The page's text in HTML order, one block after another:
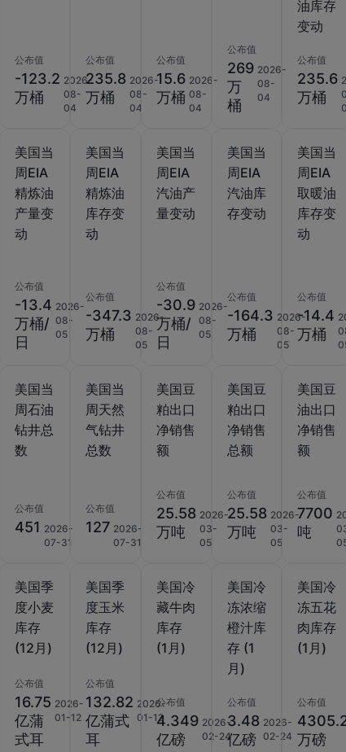
公布值
-123.2
万桶
2026-
08-
04
公布值
235.8
万桶
2026-
08-
04
公布值
15.6
万桶
2026-
08-
04
公布值
269
万
桶
2026-
08-
04
油库存
变动
公布值
235.6
万桶
美国当
周EIA
精炼油
产量变
动
公布值
-13.4
万桶/
日
2026-
08-
05
美国当
周EIA
精炼油
库存变
动
公布值
-347.3
万桶
2026-
08-
05
美国当
周EIA
汽油产
量变动
公布值
-30.9
万桶/
日
2026-
08-
05
美国当
周EIA
汽油库
存变动
公布值
-164.3
万桶
2026-
08-
05
美国当
周EIA
取暖油
库存变
动
公布值
-14.4
万桶
美国当
周石油
钻井总
数
公布值
451 2026-
07-31
美国当
周天然
气钻井
总数
公布值
127 2026-
07-31
美国豆
粕出口
净销售
额
公布值
25.58
万吨
2026-
03-
05
美国豆
粕出口
净销售
总额
公布值
25.58
万吨
2026-
03-
05
美国豆
油出口
净销售
额
公布值
7700
吨
美国季
度小麦
库存
(12月)
公布值
16.75
亿蒲
式耳
2026-
01-12
美国季
度玉米
库存
(12月)
公布值
132.82
亿蒲式
耳
2026-
01-12
美国冷
藏牛肉
库存
(1月)
公布值
4.349
亿磅
2026-
02-24
美国冷
冻浓缩
橙汁库
存 (1
月)
公布值
3.48
亿磅
2026-
02-24
美国冷
冻五花
肉库存
(1月)
公布值
万磅